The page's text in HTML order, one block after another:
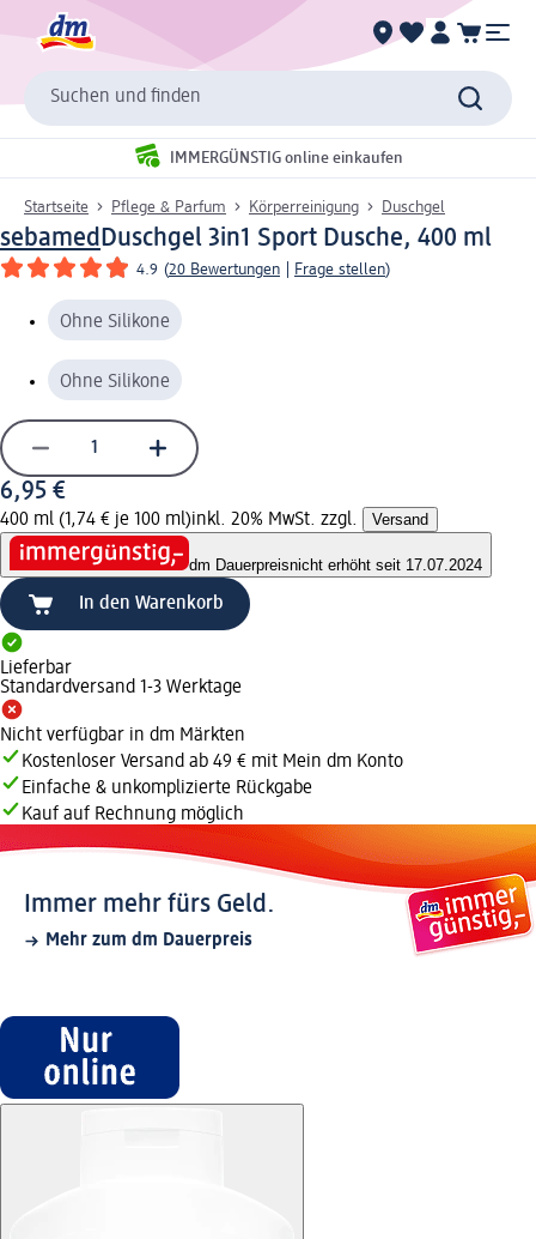
Suchen und finden
IMMERGÜNSTIG online einkaufen
Startseite Pflege & Parfum Körperreinigung Duschgel
sebamedDuschgel 3in1 Sport Dusche, 400 ml
4.9 (20 Bewertungen Frage stellen)
Ohne Silikone
Ohne Silikone
6,95 €
400 ml (1,74 € je 100 ml)inkl. 20% MwSt. zzgl. Versand
dm Dauerpreisnicht erhöht seit 17.07.2024
In den Warenkorb
Lieferbar
Standardversand 1-3 Werktage
Nicht verfügbar in dm Märkten
Kostenloser Versand ab 49 € mit Mein dm Konto
Einfache & unkomplizierte Rückgabe
Kauf auf Rechnung möglich
Immer mehr fürs Geld.
Mehr zum dm Dauerpreis